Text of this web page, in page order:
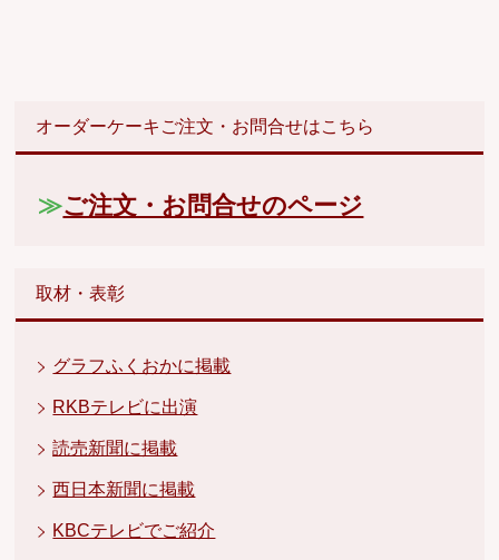
オーダーケーキご注文・お問合せはこちら
≫ご注文・お問合せのページ
取材・表彰
グラフふくおかに掲載
RKBテレビに出演
読売新聞に掲載
西日本新聞に掲載
KBCテレビでご紹介